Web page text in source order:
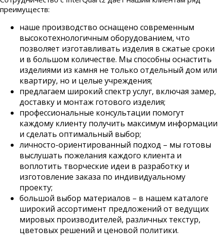
преимуществ:
наше производство оснащено современным
высокотехнологичным оборудованием, что
позволяет изготавливать изделия в сжатые сроки
и в большом количестве. Мы способны оснастить
изделиями из камня не только отдельный дом или
квартиру, но и целые учреждения;
предлагаем широкий спектр услуг, включая замер,
доставку и монтаж готового изделия;
профессиональные консультации помогут
каждому клиенту получить максимум информации
и сделать оптимальный выбор;
личносто-ориентированный подход – мы готовы
выслушать пожелания каждого клиента и
воплотить творческие идеи в разработку и
изготовление заказа по индивидуальному
проекту;
большой выбор материалов – в нашем каталоге
широкий ассортимент предложений от ведущих
мировых производителей, различных текстур,
цветовых решений и ценовой политики.